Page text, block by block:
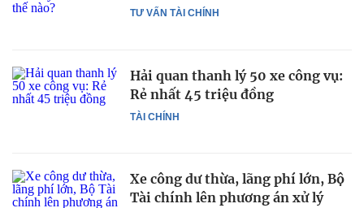
TƯ VẤN TÀI CHÍNH
TÀI CHÍNH
Hải quan thanh lý 50 xe công vụ:
Rẻ nhất 45 triệu đồng
Xe công dư thừa, lãng phí lớn, Bộ
Tài chính lên phương án xử lý